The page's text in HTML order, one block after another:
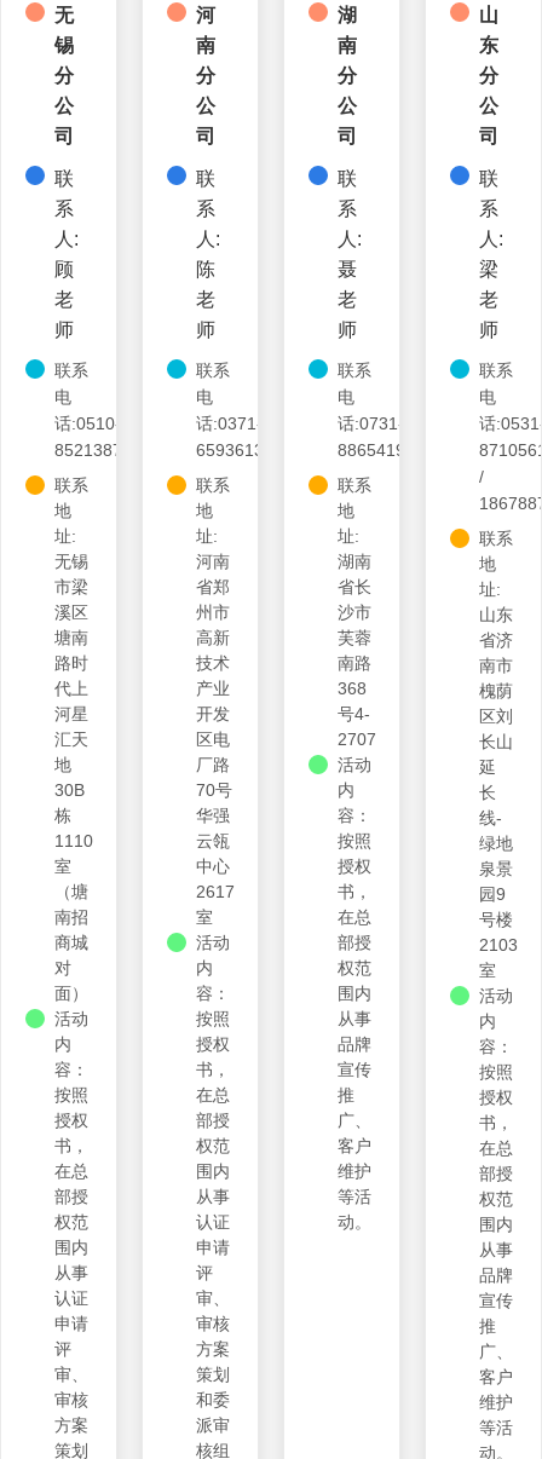
无
锡
分
公
司
联
系
人:
顾
老
师
联系
电
话:0510-
85213870
联系
地
址:
无锡
市梁
溪区
塘南
路时
代上
河星
汇天
地
30B
栋
1110
室
（塘
南招
商城
对
面）
活动
内
容：
按照
授权
书，
在总
部授
权范
围内
从事
认证
申请
评
审、
审核
方案
策划
河
南
分
公
司
联
系
人:
陈
老
师
联系
电
话:0371-
65936132\13607668530
联系
地
址:
河南
省郑
州市
高新
技术
产业
开发
区电
厂路
70号
华强
云瓴
中心
2617
室
活动
内
容：
按照
授权
书，
在总
部授
权范
围内
从事
认证
申请
评
审、
审核
方案
策划
和委
派审
核组
湖
南
分
公
司
联
系
人:
聂
老
师
联系
电
话:0731-
88654198\13975877185
联系
地
址:
湖南
省长
沙市
芙蓉
南路
368
号4-
2707
活动
内
容：
按照
授权
书，
在总
部授
权范
围内
从事
品牌
宣传
推
广、
客户
维护
等活
动。
山
东
分
公
司
联
系
人:
梁
老
师
联系
电
话
/
联系
地
址:
山东
省济
南市
槐荫
区刘
长山
延
长
线-
绿地
泉景
园9
号楼
2103
室
活动
内
容：
按照
授权
书，
在总
部授
权范
围内
从事
品牌
宣传
推
广、
客户
维护
等活
动。